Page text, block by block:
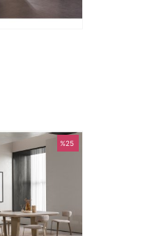
%25